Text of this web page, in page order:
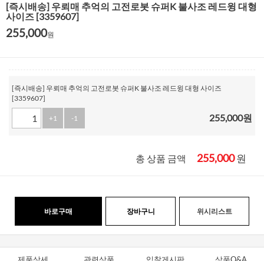
[즉시배송] 우뢰매 추억의 고전로봇 슈퍼K 불사조 레드윙 대형
사이즈 [3359607]
255,000원
[즉시배송] 우뢰매 추억의 고전로봇 슈퍼K 불사조 레드윙 대형 사이즈
[3359607]
+1 -1 255,000원
총 상품 금액 255,000원
바로구매 장바구니 위시리스트
제품상세 관련상품 입찰게시판 상품Q&A